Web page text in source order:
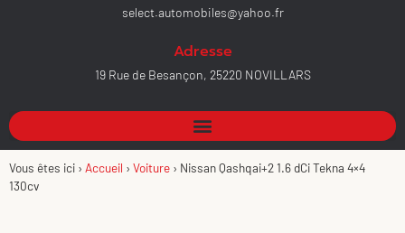
select.automobiles@yahoo.fr
Adresse
19 Rue de Besançon, 25220 NOVILLARS
Vous êtes ici › Accueil › Voiture › Nissan Qashqai+2 1.6 dCi Tekna 4×4
130cv